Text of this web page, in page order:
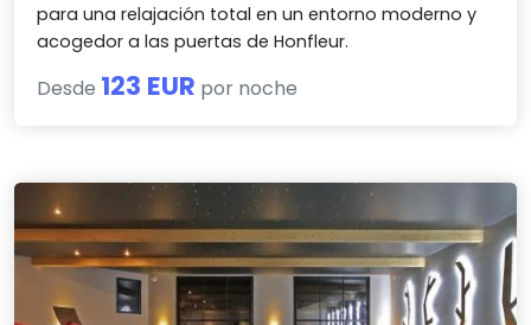
para una relajación total en un entorno moderno y
acogedor a las puertas de Honfleur.
Desde 123 EUR por noche